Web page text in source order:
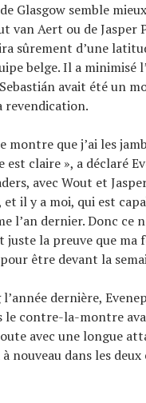
Glasgow semble
van Aert ou de Jasper
sûrement d’une
belge. Il a minimisé
avait été un
revendication.
montre que j’ai les
est claire », a déclaré
avec Wout et
il y a moi, qui est
l’an dernier. Donc ce
juste la preuve que
pour être devant la
dernière,
le contre-la-montre
avec une longue
nouveau dans les deux